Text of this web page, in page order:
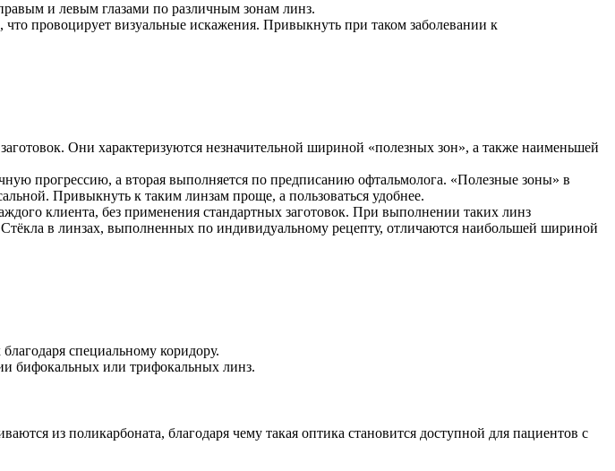
и левым глазами по различным зонам линз.
провоцирует визуальные искажения. Привыкнуть при таком заболевании к
Они характеризуются незначительной шириной «полезных зон», а также наименьшей
прогрессию, а вторая выполняется по предписанию офтальмолога. «Полезные зоны» в
Привыкнуть к таким линзам проще, а пользоваться удобнее.
клиента, без применения стандартных заготовок. При выполнении таких линз
в линзах, выполненных по индивидуальному рецепту, отличаются наибольшей шириной
специальному коридору.
бифокальных или трифокальных линз.
из поликарбоната, благодаря чему такая оптика становится доступной для пациентов с